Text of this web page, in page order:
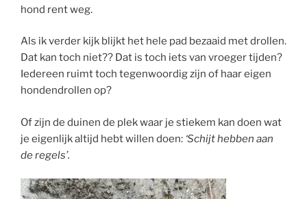
hond rent weg.
Als ik verder kijk blijkt het hele pad bezaaid met drollen.
Dat kan toch niet?? Dat is toch iets van vroeger tijden?
Iedereen ruimt toch tegenwoordig zijn of haar eigen
hondendrollen op?
Of zijn de duinen de plek waar je stiekem kan doen wat
je eigenlijk altijd hebt willen doen: ‘Schijt hebben aan
de regels’.